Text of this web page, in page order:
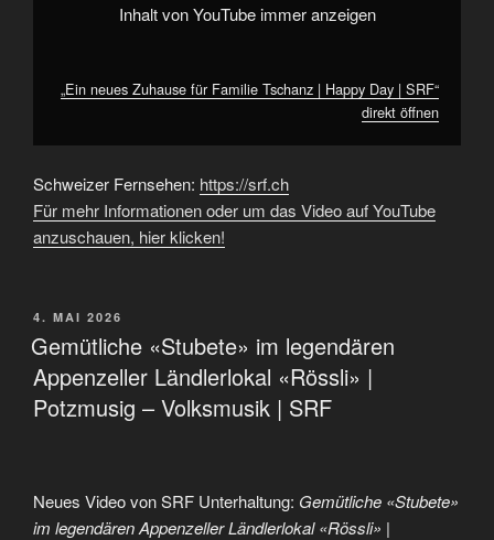
Inhalt von YouTube immer anzeigen
„Ein neues Zuhause für Familie Tschanz | Happy Day | SRF“
direkt öffnen
Schweizer Fernsehen: https://srf.ch
Für mehr Informationen oder um das Video auf YouTube
anzuschauen, hier klicken!
VERÖFFENTLICHT
AM
4. MAI 2026
Gemütliche «Stubete» im legendären
Appenzeller Ländlerlokal «Rössli» |
Potzmusig – Volksmusik | SRF
Neues Video von SRF Unterhaltung: Gemütliche «Stubete»
im legendären Appenzeller Ländlerlokal «Rössli» |